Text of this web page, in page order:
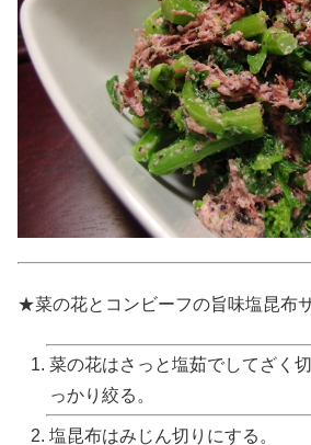
★菜の花とコンビーフの旨味塩昆布
菜の花はさっと塩茹でしてざく
っかり絞る。
塩昆布はみじん切りにする。